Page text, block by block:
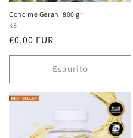
Concime Gerani 800 gr
Fornitore:
KB
Prezzo
di
€0,00 EUR
Esaurito